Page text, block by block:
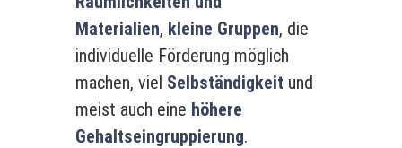
Materialien, kleine Gruppen, die
individuelle Förderung möglich
machen, viel Selbständigkeit und
meist auch eine höhere
Gehaltseingruppierung.